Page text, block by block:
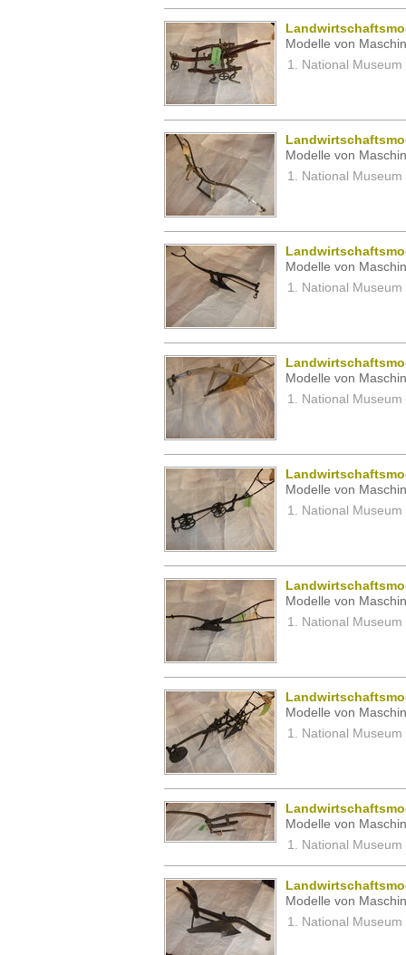
Modelle von
National Museum
Modelle von
National Museum
Modelle von
National Museum
Modelle von
National Museum
Modelle von
National Museum
Modelle von
National Museum
Modelle von
National Museum
Modelle von
National Museum
Modelle von
National Museum